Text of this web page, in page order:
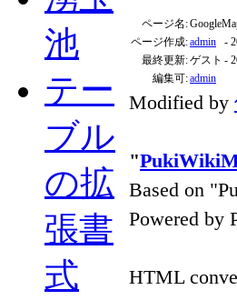
池
テー
ブル
の拡
張書
式
ページ名:
ページ作成:admin -
最終更新:ゲスト -
編集可:admin
Modified by
"
Based on
Powered by
HTML